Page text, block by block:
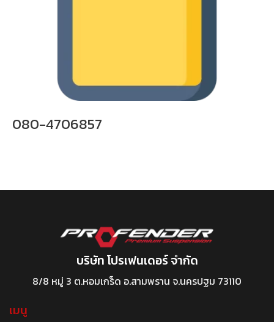
080-4706857
บริษัท โปรเฟนเดอร์ จำกัด
8/8 หมู่ 3 ต.หอมเกร็ด อ.สามพราน จ.นครปฐม 73110
เมนู